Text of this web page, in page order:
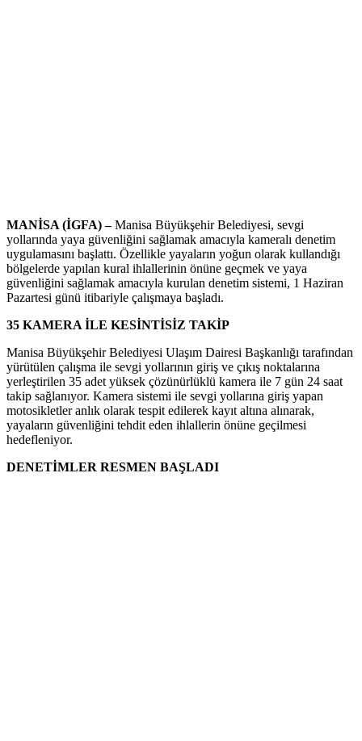
MANİSA (İGFA) –Manisa Büyükşehir Belediyesi, sevgi
yollarında yaya güvenliğini sağlamak amacıyla kameralı denetim
uygulamasını başlattı. Özellikle yayaların yoğun olarak kullandığı
bölgelerde yapılan kural ihlallerinin önüne geçmek ve yaya
güvenliğini sağlamak amacıyla kurulan denetim sistemi, 1 Haziran
Pazartesi günü itibariyle çalışmaya başladı.
35 KAMERA İLE KESİNTİSİZ TAKİP
Manisa Büyükşehir Belediyesi Ulaşım Dairesi Başkanlığı tarafından
yürütülen çalışma ile sevgi yollarının giriş ve çıkış noktalarına
yerleştirilen 35 adet yüksek çözünürlüklü kamera ile 7 gün 24 saat
takip sağlanıyor. Kamera sistemi ile sevgi yollarına giriş yapan
motosikletler anlık olarak tespit edilerek kayıt altına alınarak,
yayaların güvenliğini tehdit eden ihlallerin önüne geçilmesi
hedefleniyor.
DENETİMLER RESMEN BAŞLADI